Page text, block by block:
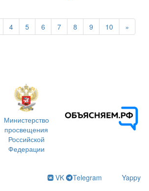
4 5 6 7 8 9 10 »
Министерство
просвещения
Российской
Федерации
VK Telegram
Yappy